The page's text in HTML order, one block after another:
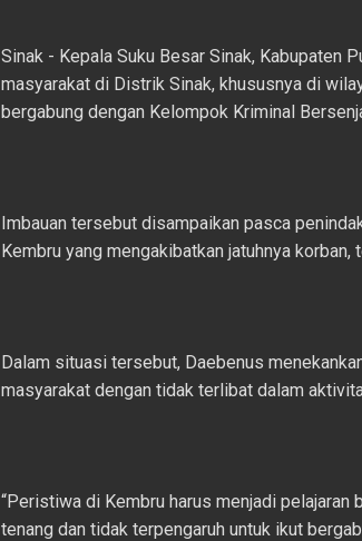
Sinak - Kepala Suku Besar Sinak, Kabupaten
masyarakat di Distrik Sinak, khususnya di
bergabung dengan Kelompok Kriminal
Imbauan tersebut disampaikan pasca
Kembru yang mengakibatkan jatuhnya
Dalam situasi tersebut, Daebenus
masyarakat dengan tidak terlibat dalam
“Peristiwa di Kembru harus menjadi
tenang dan tidak terpengaruh untuk ikut